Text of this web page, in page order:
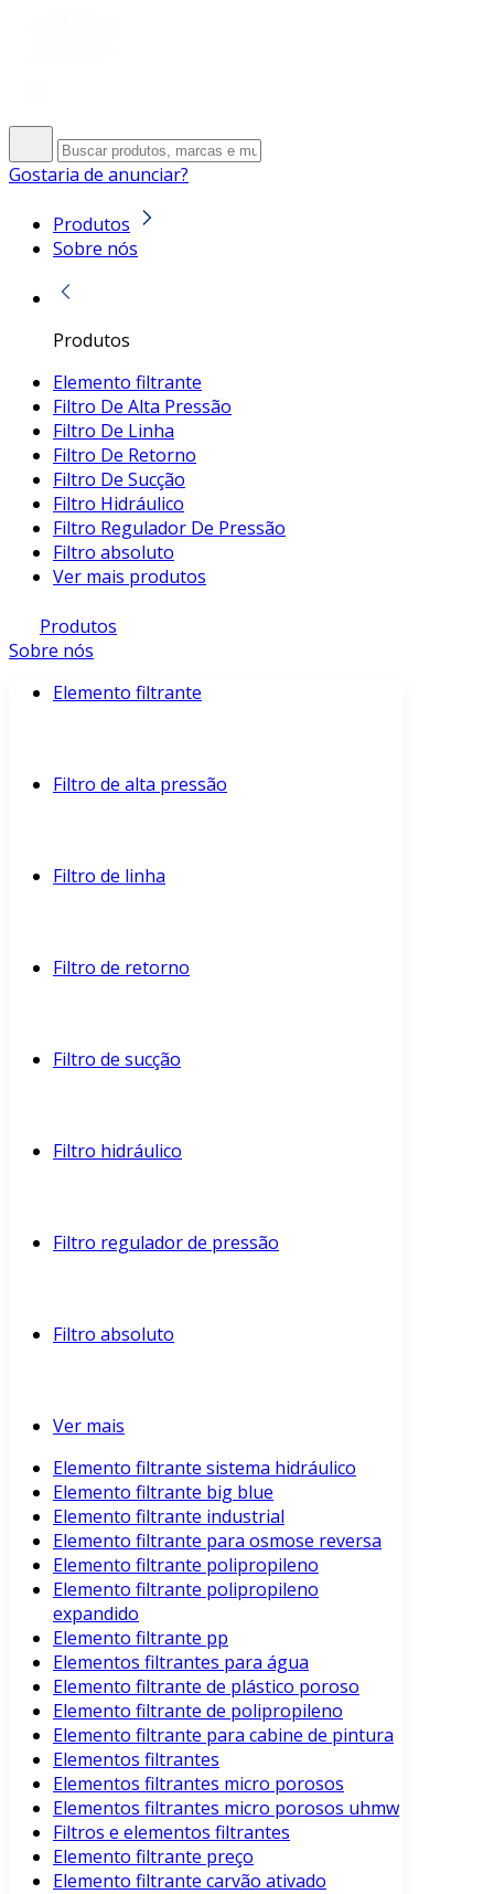
Gostaria de anunciar?
Produtos
Sobre nós
Produtos
Elemento filtrante
Filtro De Alta Pressão
Filtro De Linha
Filtro De Retorno
Filtro De Sucção
Filtro Hidráulico
Filtro Regulador De Pressão
Filtro absoluto
Ver mais produtos
Produtos
Sobre nós
Elemento filtrante
Filtro de alta pressão
Filtro de linha
Filtro de retorno
Filtro de sucção
Filtro hidráulico
Filtro regulador de pressão
Filtro absoluto
Ver mais
Elemento filtrante sistema hidráulico
Elemento filtrante big blue
Elemento filtrante industrial
Elemento filtrante para osmose reversa
Elemento filtrante polipropileno
Elemento filtrante polipropileno
expandido
Elemento filtrante pp
Elementos filtrantes para água
Elemento filtrante de plástico poroso
Elemento filtrante de polipropileno
Elemento filtrante para cabine de pintura
Elementos filtrantes
Elementos filtrantes micro porosos
Elementos filtrantes micro porosos uhmw
Filtros e elementos filtrantes
Elemento filtrante preço
Elemento filtrante carvão ativado